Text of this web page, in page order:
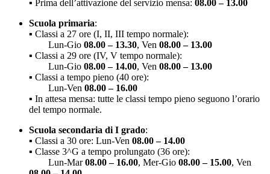
▪️ Prima dell’attivazione del servizio mensa: 08.00 – 13.00
Scuola primaria:
▪️ Classi a 27 ore (I, II, III tempo normale):
Lun-Gio 08.00 – 13.30, Ven 08.00 – 13.00
▪️ Classi a 29 ore (IV, V tempo normale):
Lun-Gio 08.00 – 14.00, Ven 08.00 – 13.00
▪️ Classi a tempo pieno (40 ore):
Lun-Ven 08.00 – 16.00
▪️ In attesa mensa: tutte le classi tempo pieno seguono l’orario
del tempo normale.
Scuola secondaria di I grado:
▪️ Classi a 30 ore: Lun-Ven 08.00 – 14.00
▪️ Classe 3^G a tempo prolungato (36 ore):
Lun-Mar08.00 – 16.00, Mer-Gio 08.00 – 15.00, Ven